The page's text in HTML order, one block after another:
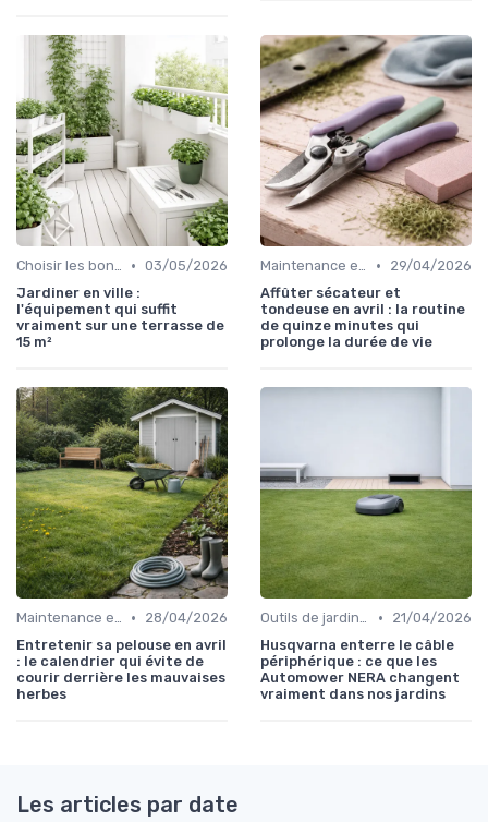
Choisir les bons outils • 03/05/2026
Jardiner en ville :
l'équipement qui suffit
vraiment sur une terrasse de
15 m²
Maintenance et entretien •
29/04/2026
Affûter sécateur et
tondeuse en avril : la routine
de quinze minutes qui
prolonge la durée de vie
Maintenance et entretien •
28/04/2026
Entretenir sa pelouse en avril
: le calendrier qui évite de
courir derrière les mauvaises
herbes
Outils de jardinage intelligents •
21/04/2026
Husqvarna enterre le câble
périphérique : ce que les
Automower NERA changent
vraiment dans nos jardins
Les articles par date